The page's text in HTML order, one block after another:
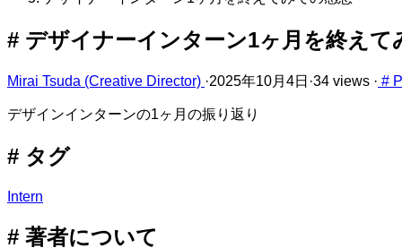
# デザイナーインターン1ヶ月を終えてみての感想​​​​‌
Mirai Tsuda​​​​‌ ‍ ​‍​‍‌‍ ‌ ​‍‌‍‍‌‌‍‌ ‌‍‍‌‌‍ ‍​‍​‍​ ‍‍​‍​‍‌ ​ ‌‍​‌‌‍ ‍‌‍‍‌‌ ‌​‌ ‍‌​‍ ‍‌‍‍‌‌‍ ​‍​‍​‍ ​​‍​‍‌‍‍​‌ ​‍‌‍‌‌‌‍‌‍​‍​‍​ ‍‍​‍​‍‌‍‍​‌ ‌​‌ ‌​‌ ​​​ ‍‍​‍ ​‍ ‌‍ ​‌‍ ‌‍​ ‌‍​‌‌‍ ​‌‍‍​‌‍ ‌ ​ ‌ ‌​​ ‍‍​ ​ ​ ​ ​ ​ ​ ​ ​‍ ‌‍‍‌‌‍ ‍‌ ‌​‌‍‌‌‌‍ ‍‌ ‌​​‍ ‌‍‌‌‌‍‌​‌‍‍‌‌ ‌​​‍ ‌‍ ‌‌‍ ‌‍‌​‌‍‌‌​ ‌‌ ​​‌ ​‍‌‍‌‌‌ ​ ‌‍‌‌‌‍ ‍‌ ‌​‌‍​‌‌ ‌​‌‍‍‌‌‍ ‌‍ ‍​ ‍ ‌‍‍‌‌‍‌​​ ‌​ ‌​​ ‌‌‌‍​‌‌‍​‍​ ‌​​ ‌‌​ ‍​​ ​ ​‍ ‌​ ‌ ​ ​ ‌‍​‍‌‍‌​​‍ ‌​ ‌​‌‍​‍‌‍‌‍​ ​ ​‍ ‌‌‍​‍​ ‍‌​ ​​‌‍​‍​‍ ‌​ ‌ ​ ‌‌​ ‌‌‌‍‌‍​ ​‌‌‍‌‌‌‍​‍​ ‌‌‌‍‌​​ ​‌‌‍‌‌​ ‌​​ ‍ ‌ ‌​‌ ‍‌‌ ​​‌‍‌‌​ ‌‌‍​‌‌ ‌‌‌ ‌​‌‍‍​‌‍ ‌ ​‍​ ‍ ‌ ​​‌‍​‌‌ ‌​‌‍‍​​ ‌‌‍ ‍‌‍​‌‌‍ ‌‌‍‌‌​ ‌‍​‍‌‍​‌‌ ​ ‌‍‌‌‌‌‌‌‌ ​‍‌‍ ​​ ‌‌‍‍​‌ ‌​‌ ‌​‌ ​​​‍‌‌​ ​ ‌​​‌​‍‌‌​ ​‍‌​‌‍​‍‌‌​ ​‍‌​‌‍‌‍ ​‌‍ ‌‍​ ‌‍​‌‌‍ ​‌‍‍​‌‍ ‌ ​ ‌ ‌​​‍‌‌​ ​ ‌​​‌​ ​ ​ ​ ​ ​ ​ ​ ​‍‌‍‌‍‍‌‌‍‌​​ ‌​ ‌​​ ‌‌‌‍​‌‌‍​‍​ ‌​​ ‌‌​ ‍​​ ​ ​‍ ‌​ ‌ ​ ​ ‌‍​‍‌‍‌​​‍ ‌​ ‌​‌‍​‍‌‍‌‍​ ​ ​‍ ‌‌‍​‍​ ‍‌​ ​​‌‍​‍​‍ ‌​ ‌ ​ ‌‌​ ‌‌‌‍‌‍​ ​‌‌‍‌‌‌‍​‍​ ‌‌‌‍‌​​ ​‌‌‍‌‌​ ‌​​‍‌‍‌ ‌​‌ ‍‌‌ ​​‌‍‌‌​ ‌‌‍​‌‌ ‌‌‌ ‌​‌‍‍​‌‍ ‌ ​‍​‍‌‍‌ ​​‌‍​‌‌ ‌​‌‍‍​​ ‌‌‍ ‍‌‍​‌‌‍ ‌‌‍‌‌​‍‌‍‌ ​​‌‍‌‌‌ ​‍‌ ​ ‌ ​​‌‍‌‌‌‍​ ‌ ‌​‌‍‍‌‌ ‌‍‌‍‌‌​ ‌‌ ​​‌ ‌‌‌‍​‍‌‍ ​‌‍‍‌‌ ​ ‌‍‍​‌‍‌‌‌‍‌​​‍​‍‌ ‌ (Creative Director​​​​‌ ‍ ​‍​‍‌‍ ‌ ​‍‌‍‍‌‌‍‌ ‌‍‍‌‌‍ ‍​‍​‍​ ‍‍​‍​‍‌ ​ ‌‍​‌‌‍ ‍‌‍‍‌‌ ‌​‌ ‍‌​‍ ‍‌‍‍‌‌‍ ​‍​‍​‍ ​​‍​‍‌‍‍​‌ ​‍‌‍‌‌‌‍‌‍​‍​‍​ ‍‍​‍​‍‌‍‍​‌ ‌​‌ ‌​‌ ​​​ ‍‍​‍ ​‍ ‌‍ ​‌‍ ‌‍​ ‌‍​‌‌‍ ​‌‍‍​‌‍ ‌ ​ ‌ ‌​​ ‍‍​ ​ ​ ​ ​ ​ ​ ​ ​‍ ‌‍‍‌‌‍ ‍‌ ‌​‌‍‌‌‌‍ ‍‌ ‌​​‍ ‌‍‌‌‌‍‌​‌‍‍‌‌ ‌​​‍ ‌‍ ‌‌‍ ‌‍‌​‌‍‌‌​ ‌‌ ​​‌ ​‍‌‍‌‌‌ ​ ‌‍‌‌‌‍ ‍‌ ‌​‌‍​‌‌ ‌​‌‍‍‌‌‍ ‌‍ ‍​ ‍ ‌‍‍‌‌‍‌​​ ‌​ ‌​​ ‌‌‌‍​‌‌‍​‍​ ‌​​ ‌‌​ ‍​​ ​ ​‍ ‌​ ‌ ​ ​ ‌‍​‍‌‍‌​​‍ ‌​ ‌​‌‍​‍‌‍‌‍​ ​ ​‍ ‌‌‍​‍​ ‍‌​ ​​‌‍​‍​‍ ‌​ ‌ ​ ‌‌​ ‌‌‌‍‌‍​ ​‌‌‍‌‌‌‍​‍​ ‌‌‌‍‌​​ ​‌‌‍‌‌​ ‌​​ ‍ ‌ ‌​‌ ‍‌‌ ​​‌‍‌‌​ ‌‌‍​‌‌ ‌‌‌ ‌​‌‍‍​‌‍ ‌ ​‍​ ‍ ‌ ​​‌‍​‌‌ ‌​‌‍‍​​ ‌‌ ​​‌‍ ‌ ​ ‌‍‍‌‌ ‌​‌‍‍‌‌‍ ‌‍ ‍​ ‌‍​‍‌‍​‌‌ ​ ‌‍‌‌‌‌‌‌‌ ​‍‌‍ ​​ ‌‌‍‍​‌ ‌​‌ ‌​‌ ​​​‍‌‌​ ​ ‌​​‌​‍‌‌​ ​‍‌​‌‍​‍‌‌​ ​‍‌​‌‍‌‍ ​‌‍ ‌‍​ ‌‍​‌‌‍ ​‌‍‍​‌‍ ‌ ​ ‌ ‌​​‍‌‌​ ​ ‌​​‌​ ​ ​ ​ ​ ​ ​ ​ ​‍‌‍‌‍‍‌‌‍‌​​ ‌​ ‌​​ ‌‌‌‍​‌‌‍​‍​ ‌​​ ‌‌​ ‍​​ ​ ​‍ ‌​ ‌ ​ ​ ‌‍​‍‌‍‌​​‍ ‌​ ‌​‌‍​‍‌‍‌‍​ ​ ​‍ ‌‌‍​‍​ ‍‌​ ​​‌‍​‍​‍ ‌​ ‌ ​ ‌‌​ ‌‌‌‍‌‍​ ​‌‌‍‌‌‌‍​‍​ ‌‌‌‍‌​​ ​‌‌‍‌‌​ ‌​​‍‌‍‌ ‌​‌ ‍‌‌ ​​‌‍‌‌​ ‌‌‍​‌‌ ‌‌‌ ‌​‌‍‍​‌‍ ‌ ​‍​‍‌‍‌ ​​‌‍​‌‌ ‌​‌‍‍​​ ‌‌ ​​‌‍ ‌ ​ ‌‍‍‌‌ ‌​‌‍‍‌‌‍ ‌‍ ‍​‍‌‍‌ ​​‌‍‌‌‌ ​‍‌ ​ ‌ ​​‌‍‌‌‌‍​ ‌ ‌​‌‍‍‌‌ ‌‍‌‍‌‌​ ‌‌ ​​‌ ‌‌‌‍​‍‌‍ ​‌‍‍‌‌ ​ ‌‍‍​‌‍‌‌‌‍‌​​‍​‍‌ ‌) ·2025年10月4日 ·34 views · # People & Culture​​​​‌
デザインインターンの1ヶ月の振り返り​​​​‌ ‍ ​‍​‍‌‍ ‌ ​‍‌‍‍‌‌‍‌ ‌‍‍‌‌‍ ‍​‍​‍​ ‍‍​‍​‍‌ ​ ‌‍​‌‌‍ ‍‌‍‍‌‌ ‌​‌ ‍‌​‍ ‍‌‍‍‌‌‍ ​‍​‍​‍ ​​‍​‍‌‍‍​‌ ​‍‌‍‌‌‌‍‌‍​‍​‍​ ‍‍​‍​‍‌‍‍​‌ ‌​‌ ‌​‌ ​​​ ‍‍​‍ ​‍ ‌‍ ​‌‍ ‌‍​ ‌‍​‌‌‍ ​‌‍‍​‌‍ ‌ ​ ‌ ‌​​ ‍‍​ ​ ​ ​ ​ ​ ​ ​ ​‍ ‌‍‍‌‌‍ ‍‌ ‌​‌‍‌‌‌‍ ‍‌ ‌​​‍ ‌‍‌‌‌‍‌​‌‍‍‌‌ ‌​​‍ ‌‍ ‌‌‍ ‌‍‌​‌‍‌‌​ ‌‌ ​​‌ ​‍‌‍‌‌‌ ​ ‌‍‌‌‌‍ ‍‌ ‌​‌‍​‌‌ ‌​‌‍‍‌‌‍ ‌‍ ‍​ ‍ ‌‍‍‌‌‍‌​​ ‌​ ‌​‌‍​‌‌‍​‌​ ​‌‌‍​‍​ ​​​ ​‌‌‍‌‍​‍ ‌​ ‌​​ ​​​ ‌‌​ ‌‍​‍ ‌​ ‌​​ ​ ​ ‍​​ ‌ ​‍ ‌​ ‍‌​ ​​​ ​​​ ​‍​‍ ‌‌‍​‍‌‍‌‍‌‍​ ‌‍​ ‌‍​‍​ ‌‍​ ​‌​ ​ ​ ​ ​ ​​​ ‌ ​ ​‍​ ‍ ‌ ‌​‌ ‍‌‌ ​​‌‍‌‌​ ‌‌‍​‌‌ ​‍‌ ‌​‌‍‍‌‌‍​ ‌‍ ​‌‍‌‌​ ‍ ‌ ​​‌‍​‌‌ ‌​‌‍‍​​ ‌‌ ​ ‌ ‌‌‌‍ ‌‌‍ ‌‌‍​‌‌ ​‍‌ ‍‌​ ‌‍​‍‌‍​‌‌ ​ ‌‍‌‌‌‌‌‌‌ ​‍‌‍ ​​ ‌‌‍‍​‌ ‌​‌ ‌​‌ ​​​‍‌‌​ ​ ‌​​‌​‍‌‌​ ​‍‌​‌‍​‍‌‌​ ​‍‌​‌‍‌‍ ​‌‍ ‌‍​ ‌‍​‌‌‍ ​‌‍‍​‌‍ ‌ ​ ‌ ‌​​‍‌‌​ ​ ‌​​‌​ ​ ​ ​ ​ ​ ​ ​ ​‍‌‍‌‍‍‌‌‍‌​​ ‌​ ‌​‌‍​‌‌‍​‌​ ​‌‌‍​‍​ ​​​ ​‌‌‍‌‍​‍ ‌​ ‌​​ ​​​ ‌‌​ ‌‍​‍ ‌​ ‌​​ ​ ​ ‍​​ ‌ ​‍ ‌​ ‍‌​ ​​​ ​​​ ​‍​‍ ‌‌‍​‍‌‍‌‍‌‍​ ‌‍​ ‌‍​‍​ ‌‍​ ​‌​ ​ ​ ​ ​ ​​​ ‌ ​ ​‍​‍‌‍‌ ‌​‌ ‍‌‌ ​​‌‍‌‌​ ‌‌‍​‌‌ ​‍‌ ‌​‌‍‍‌‌‍​ ‌‍ ​‌‍‌‌​‍‌‍‌ ​​‌‍​‌‌ ‌​‌‍‍​​ ‌‌ ​ ‌ ‌‌‌‍ ‌‌‍ ‌‌‍​‌‌ ​‍‌ ‍‌​‍‌‍‌ ​​‌‍‌‌‌ ​‍‌ ​ ‌ ​​‌‍‌‌‌‍​ ‌ ‌​‌‍‍‌‌ ‌‍‌‍‌‌​ ‌‌ ​​‌ ‌‌‌‍​‍‌‍ ​‌‍‍‌‌ ​ ‌‍‍​‌‍‌‌‌‍‌​​‍​‍‌ ‌
# タグ
Intern​​​​‌ ‍ ​‍​‍‌‍ ‌ ​‍‌‍‍‌‌‍‌ ‌‍‍‌‌‍ ‍​‍​‍​ ‍‍​‍​‍‌ ​ ‌‍​‌‌‍ ‍‌‍‍‌‌ ‌​‌ ‍‌​‍ ‍‌‍‍‌‌‍ ​‍​‍​‍ ​​‍​‍‌‍‍​‌ ​‍‌‍‌‌‌‍‌‍​‍​‍​ ‍‍​‍​‍‌‍‍​‌ ‌​‌ ‌​‌ ​​​ ‍‍​‍ ​‍ ‌‍ ​‌‍ ‌‍​ ‌‍​‌‌‍ ​‌‍‍​‌‍ ‌ ​ ‌ ‌​​ ‍‍​ ​ ​ ​ ​ ​ ​ ​ ​‍ ‌‍‍‌‌‍ ‍‌ ‌​‌‍‌‌‌‍ ‍‌ ‌​​‍ ‌‍‌‌‌‍‌​‌‍‍‌‌ ‌​​‍ ‌‍ ‌‌‍ ‌‍‌​‌‍‌‌​ ‌‌ ​​‌ ​‍‌‍‌‌‌ ​ ‌‍‌‌‌‍ ‍‌ ‌​‌‍​‌‌ ‌​‌‍‍‌‌‍ ‌‍ ‍​ ‍ ‌‍‍‌‌‍‌​​ ‌‌‍​‍​ ‌‌​ ‌‍​ ‌​​ ​‍​ ‌​‌‍‌​​ ​​​‍ ‌‌‍​ ​ ​ ‌‍‌‌​ ‌ ​‍ ‌​ ‌​​ ​‌​ ​‌‌‍​‌​‍ ‌‌‍​‌​ ‌ ​ ​ ​ ‌‍​‍ ‌​ ​ ​ ‍‌‌‍​‌​ ​‍​ ​ ‌‍​‍​ ​ ‌‍‌‌​ ‌‍‌‍​‌​ ​‍​ ‌‍​ ‍ ‌ ‌​‌ ‍‌‌ ​​‌‍‌‌​ ‌‌ ‌​‌‍​‌‌‍‌ ​ ‍ ‌ ​​‌‍​‌‌ ‌​‌‍‍​​ ‌‌ ‌​‌‍‍‌‌ ‌​‌‍ ​‌‍‌‌​ ‌‍​‍‌‍​‌‌ ​ ‌‍‌‌‌‌‌‌‌ ​‍‌‍ ​​ ‌‌‍‍​‌ ‌​‌ ‌​‌ ​​​‍‌‌​ ​ ‌​​‌​‍‌‌​ ​‍‌​‌‍​‍‌‌​ ​‍‌​‌‍‌‍ ​‌‍ ‌‍​ ‌‍​‌‌‍ ​‌‍‍​‌‍ ‌ ​ ‌ ‌​​‍‌‌​ ​ ‌​​‌​ ​ ​ ​ ​ ​ ​ ​ ​‍‌‍‌‍‍‌‌‍‌​​ ‌‌‍​‍​ ‌‌​ ‌‍​ ‌​​ ​‍​ ‌​‌‍‌​​ ​​​‍ ‌‌‍​ ​ ​ ‌‍‌‌​ ‌ ​‍ ‌​ ‌​​ ​‌​ ​‌‌‍​‌​‍ ‌‌‍​‌​ ‌ ​ ​ ​ ‌‍​‍ ‌​ ​ ​ ‍‌‌‍​‌​ ​‍​ ​ ‌‍​‍​ ​ ‌‍‌‌​ ‌‍‌‍​‌​ ​‍​ ‌‍​‍‌‍‌ ‌​‌ ‍‌‌ ​​‌‍‌‌​ ‌‌ ‌​‌‍​‌‌‍‌ ​‍‌‍‌ ​​‌‍​‌‌ ‌​‌‍‍​​ ‌‌ ‌​‌‍‍‌‌ ‌​‌‍ ​‌‍‌‌​‍‌‍‌ ​​‌‍‌‌‌ ​‍‌ ​ ‌ ​​‌‍‌‌‌‍​ ‌ ‌​‌‍‍‌‌ ‌‍‌‍‌‌​ ‌‌ ​​‌ ‌‌‌‍​‍‌‍ ​‌‍‍‌‌ ​ ‌‍‍​‌‍‌‌‌‍‌​​‍​‍‌ ‌
# 著者について